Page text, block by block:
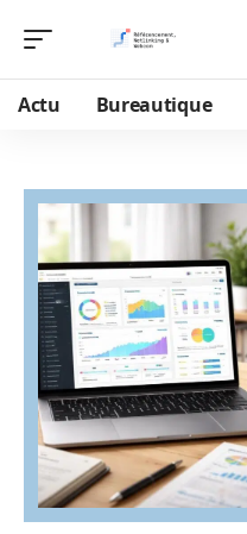
Actu Bureautique